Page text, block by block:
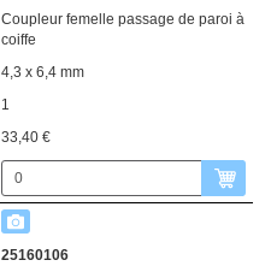
Coupleur femelle passage de paroi à
coiffe
4,3 x 6,4 mm
1
33,40 €
25160106